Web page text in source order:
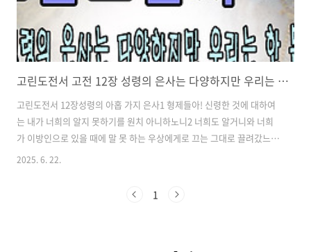
고린도전서 고전 12장 성령의 은사는 다양하지만 우리는 한 몸
고린도전서 12장성령의 아홉 가지 은사1 형제들아! 신령한 것에 대하여
는 내가 너희의 알지 못하기를 원치 아니하노니2 너희도 알거니와 너희
가 이방인으로 있을 때에 말 못 하는 우상에게로 끄는 그대로 끌려갔느니
라.3 그러므로 내가 너희에게 알게 하노니 하나님의 영으로 말하는 자는
지 예수를 주시라 할 수 없느니라.4 은사는 여러 가지나 성령은 같고5 직
2025. 6. 22.
1